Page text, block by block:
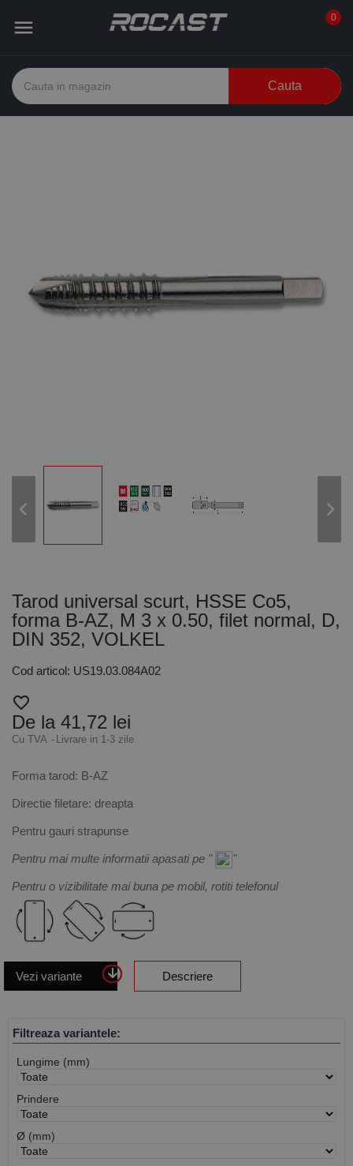
 0
Cauta
Tarod universal scurt, HSSE Co5,
forma B-AZ, M 3 x 0.50, filet normal, D,
DIN 352, VOLKEL
Cod articol: US19.03.084A02
favorite_border
De la 41,72 lei
Cu TVA Livrare in 1-3 zile
Forma tarod: B-AZ
Directie filetare: dreapta
Pentru gauri strapunse
Pentru mai multe informatii apasati pe " "
Pentru o vizibilitate mai buna pe mobil, rotiti telefonul
Vezi variante Descriere
Filtreaza variantele:
Lungime (mm)
Prindere
Ø (mm)